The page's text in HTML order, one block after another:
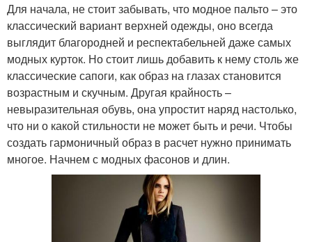
Для начала, не стоит забывать, что модное пальто – это
классический вариант верхней одежды, оно всегда
выглядит благородней и респектабельней даже самых
модных курток. Но стоит лишь добавить к нему столь же
классические сапоги, как образ на глазах становится
возрастным и скучным. Другая крайность –
невыразительная обувь, она упростит наряд настолько,
что ни о какой стильности не может быть и речи. Чтобы
создать гармоничный образ в расчет нужно принимать
многое. Начнем с модных фасонов и длин.